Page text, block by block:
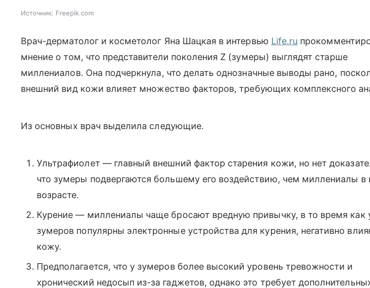
Источник: Freepik.com
Врач-дерматолог и косметолог Яна Шацкая в интервью Life.ru
мнение о том, что представители поколения Z (зумеры) выглядят старше
миллениалов. Она подчеркнула, что делать однозначные выводы рано,
внешний вид кожи влияет множество факторов, требующих комплексного
Из основных врач выделила следующие.
Ультрафиолет — главный внешний фактор старения кожи, но нет
что зумеры подвергаются большему его воздействию, чем миллениалы в
возрасте.
Курение — миллениалы чаще бросают вредную привычку, в то время как
зумеров популярны электронные устройства для курения, негативно
кожу.
Предполагается, что у зумеров более высокий уровень тревожности и
хронический недосып из-за гаджетов, однако это требует